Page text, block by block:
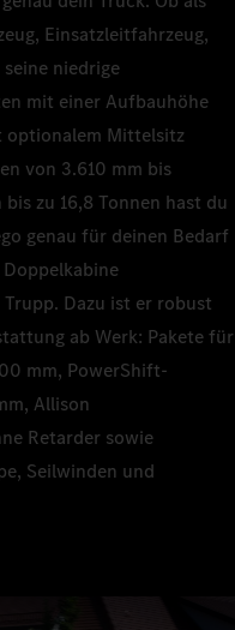
Einsatzleitfahrzeug,
niedrige
mit einer Aufbauhöhe
optionalem Mittelsitz
von 3.610 mm bis
zu 16,8 Tonnen hast du
genau für deinen Bedarf
Dazu ist er robust
ab Werk: Pakete für
mm, PowerShift-
Allison
Retarder sowie
Seilwinden und